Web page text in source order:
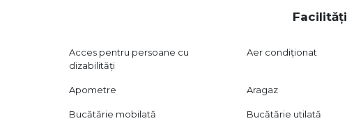
Facilități
Acces pentru persoane cu
dizabilități
Aer condiționat
Apometre Aragaz
Bucătărie mobilată Bucătărie utilată